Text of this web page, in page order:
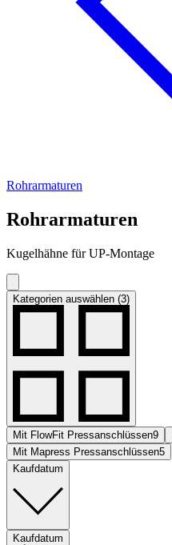
Rohrarmaturen
Rohrarmaturen
Kugelhähne für UP-Montage
Kategorien auswählen (3)
Mit FlowFit Pressanschlüssen9
Mit Mapress Pressanschlüssen5
Kaufdatum
Kaufdatum